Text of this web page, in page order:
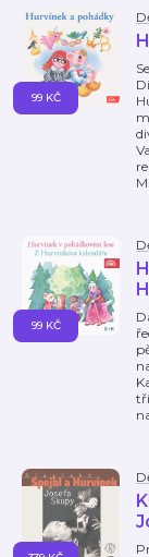
99 KČ
99 KČ